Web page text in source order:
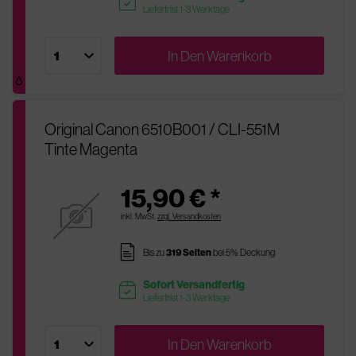
Lieferfrist 1-3 Werktage
In DenWarenkorb
Original Canon 6510B001 / CLI-551M
Tinte Magenta
15,90 € *
inkl. MwSt. zzgl. Versandkosten
pages Bis zu319 Seitenbei 5% Deckung
readytoship Sofort Versandfertig
Lieferfrist 1-3 Werktage
In DenWarenkorb